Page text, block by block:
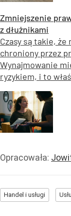
Zmniejszenie
z dłużnikami
Czasy są takie,
chroniony przez
Wynajmowanie
ryzykiem, i to
Opracowała:
Handel i usługi